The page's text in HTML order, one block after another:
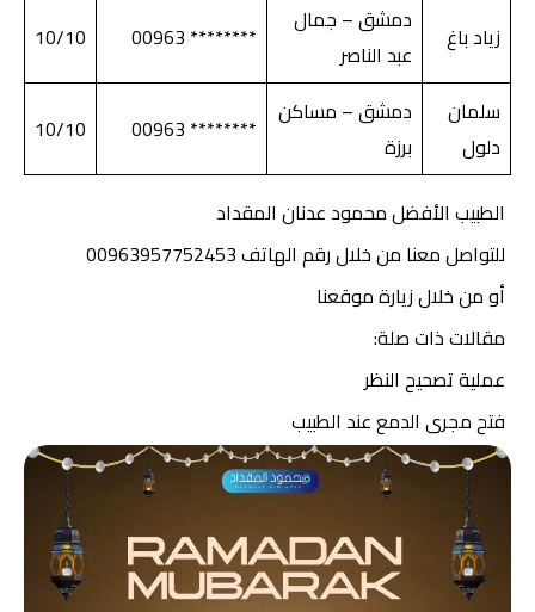
زياد باغ
دمشق – جمال
عبد الناصر
******** 00963
10/10
سلمان
دلول
دمشق – مساكن
برزة
******** 00963
10/10
الطبيب الأفضل محمود عدنان المقداد
للتواصل معنا من خلال رقم الهاتف 00963957752453
أو من خلال زيارة موقعنا
مقالات ذات صلة:
عملية تصحيح النظر
فتح مجرى الدمع عند الطبيب